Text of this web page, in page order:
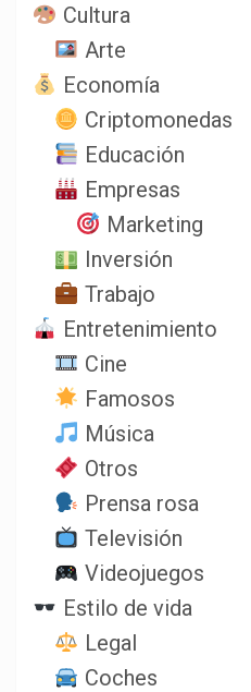
Cultura
Arte
Economía
Criptomonedas
Educación
Empresas
Marketing
Inversión
Trabajo
Entretenimiento
Cine
Famosos
Música
Otros
Prensa rosa
Televisión
Videojuegos
Estilo de vida
Legal
Coches